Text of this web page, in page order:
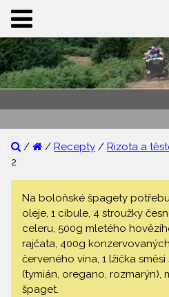
/ / Recepty / Rizota a
2
Na boloňské špagety
oleje, 1 cibule, 4 stroužky
celeru, 500g mletého
rajčata, 400g
červeného vína, 1 lžička
(tymián, oregano, rozmarýn),
špaget.